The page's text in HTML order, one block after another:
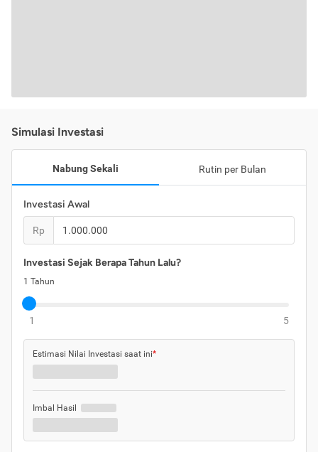
Simulasi Investasi
Nabung Sekali Rutin per Bulan
Investasi Awal
Rp
Investasi Sejak Berapa Tahun Lalu?
1 Tahun
1 5
Estimasi Nilai Investasi saat ini*
Imbal Hasil